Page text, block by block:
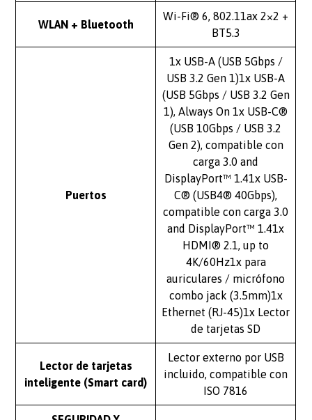
WLAN + Bluetooth
Wi-Fi® 6, 802.11ax 2×2 +
BT5.3
Puertos
1x USB-A (USB 5Gbps /
USB 3.2 Gen 1)1x USB-A
(USB 5Gbps / USB 3.2 Gen
1), Always On 1x USB-C®
(USB 10Gbps / USB 3.2
Gen 2), compatible con
carga 3.0 and
DisplayPort™ 1.41x USB-
C® (USB4® 40Gbps),
compatible con carga 3.0
and DisplayPort™ 1.41x
HDMI® 2.1, up to
4K/60Hz1x para
auriculares / micrófono
combo jack (3.5mm)1x
Ethernet (RJ-45)1x Lector
de tarjetas SD
Lector de tarjetas
inteligente (Smart card)
Lector externo por USB
incluido, compatible con
ISO 7816